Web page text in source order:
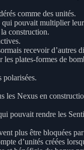
comme des unités.
pouvait multiplier
construction.
recevoir d’autres
plates-formes de
polarisées.
les Nexus en
pouvait rendre les
plus être bloquées
d’unités créées